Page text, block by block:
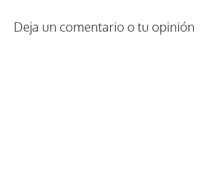
Deja un comentario o tu opinión